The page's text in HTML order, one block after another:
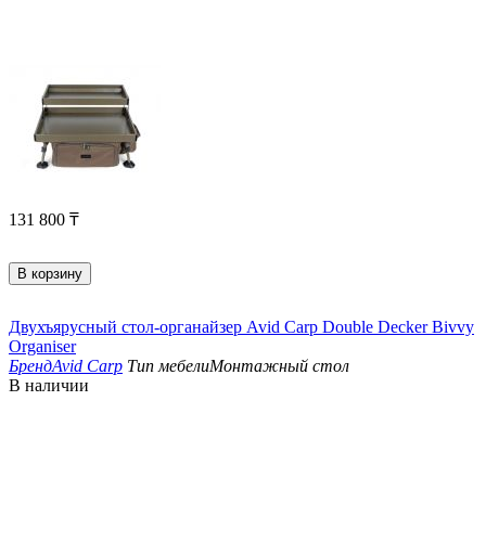
131 800 ₸
В корзину
Двухъярусный стол-органайзер Avid Carp Double Decker Bivvy
Organiser
БрендAvid Carp Тип мебелиМонтажный стол
В наличии